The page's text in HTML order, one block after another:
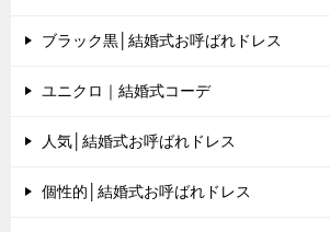
ブラック黒│結婚式お呼ばれドレス
ユニクロ｜結婚式コーデ
人気│結婚式お呼ばれドレス
個性的│結婚式お呼ばれドレス